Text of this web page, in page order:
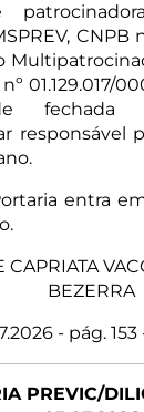
CNPB
01.129.017/
fechada
responsável
entra
CAPRIATA
BEZERRA
- pág. 153
PREVIC/